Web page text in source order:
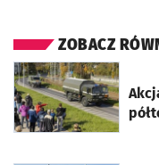
ZOBACZ
otworzy się w nowej